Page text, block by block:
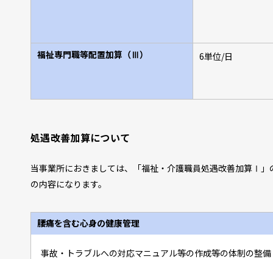
福祉専門職等配置加算（Ⅲ） 6単位/日
処遇改善加算について
当事業所におきましては、「福祉・介護職員処遇改善加算Ⅰ
の内容になります。
腰痛を含む心身の健康管理
事故・トラブルへの対応マニュアル等の作成等の体制の整備